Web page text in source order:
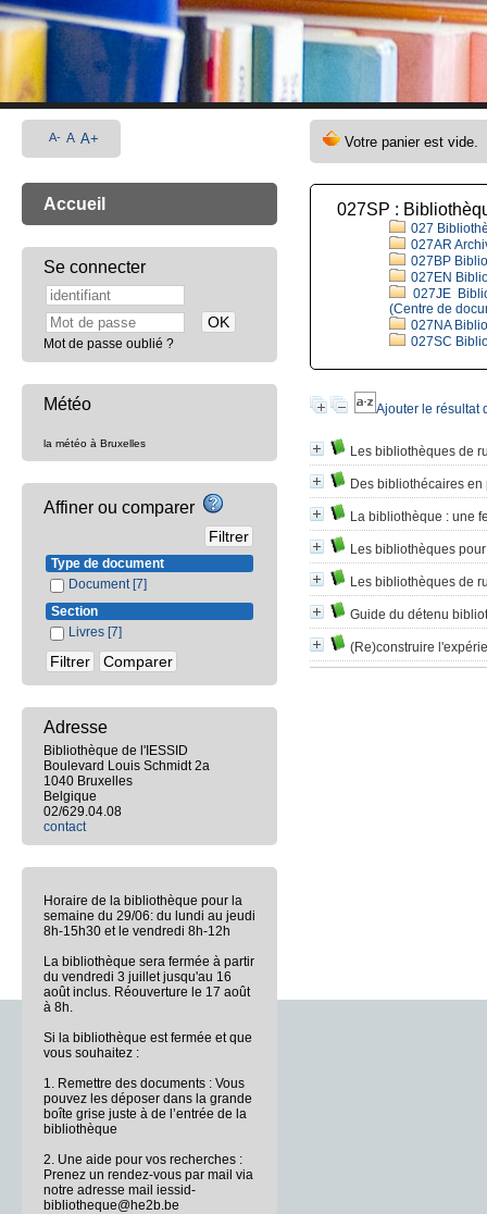
027SP :
027
027AR
027BP
027EN
027JE
(Centre de
027NA
027SC
Ajouter le résultat
Les bibliothèques de
Des bibliothécaires en
La bibliothèque : une
Les bibliothèques
Les bibliothèques de
Guide du détenu
(Re)construire
A- A A+
Accueil
Se connecter
Mot de passe oublié ?
Météo
la météo à Bruxelles
Affiner ou comparer
Type de document
Document [7]
Section
Livres [7]
Adresse
Bibliothèque de l'IESSID
Boulevard Louis Schmidt 2a
1040 Bruxelles
Belgique
02/629.04.08
contact
Horaire de la bibliothèque pour la
semaine du 29/06: du lundi au jeudi
8h-15h30 et le vendredi 8h-12h
La bibliothèque sera fermée à partir
du vendredi 3 juillet jusqu'au 16
août inclus. Réouverture le 17 août
à 8h.
Si la bibliothèque est fermée et que
vous souhaitez :
1. Remettre des documents : Vous
pouvez les déposer dans la grande
boîte grise juste à de l’entrée de la
bibliothèque
2. Une aide pour vos recherches :
Prenez un rendez-vous par mail via
notre adresse mail iessid-
bibliotheque@he2b.be